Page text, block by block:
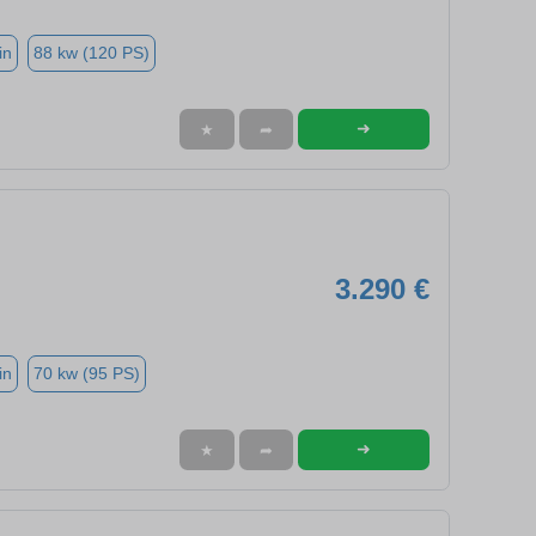
88 kw (120 PS)
★ ➦ ➜
3.290 €
70 kw (95 PS)
★ ➦ ➜